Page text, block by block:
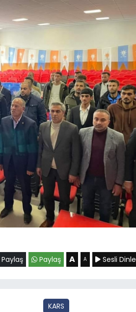
Paylaş Paylaş A A Sesli Dinle
KARS